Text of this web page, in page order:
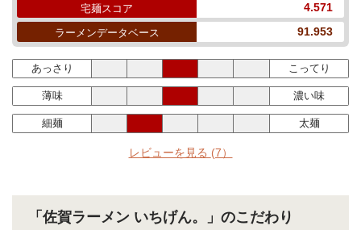
宅麺スコア 4.571
ラーメンデータベース 91.953
あっさり こってり
薄味 濃い味
細麺 太麺
レビューを見る (7）
「佐賀ラーメン いちげん。」のこだわり